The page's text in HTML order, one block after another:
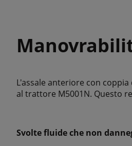
L'assale anteriore con
al trattore M5001N. Questo
Svolte fluide che non